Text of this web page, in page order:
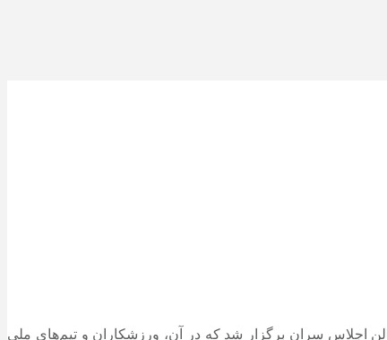
اجلاس سران برگزار شد که در آن، ورزشکاران و تیم‌های ملی